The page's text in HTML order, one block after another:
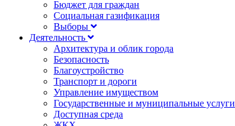
Бюджет для граждан
Социальная газификация
Выборы
Деятельность
Архитектура и облик города
Безопасность
Благоустройство
Транспорт и дороги
Управление имуществом
Государственные и муниципальные услуги
Доступная среда